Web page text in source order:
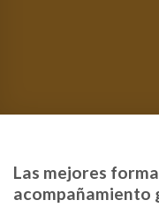
Las mejores
acompañamiento